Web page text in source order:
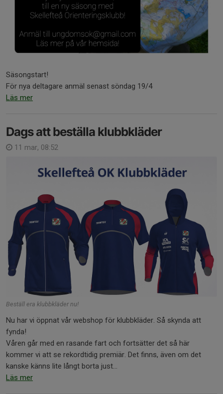
Säsongstart!
För nya deltagare anmäl senast söndag 19/4
Läs mer
Dags att beställa klubbkläder
11 mar, 08:52
Beställ era klubbkläder nu!
Nu har vi öppnat vår webshop för klubbkläder. Så skynda att
fynda!
Våren går med en rasande fart och fortsätter det så här
kommer vi att se rekordtidig premiär. Det finns, även om det
kanske känns lite långt borta just...
Läs mer